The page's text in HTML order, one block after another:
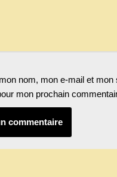
nom, mon e-mail et mon
mon prochain